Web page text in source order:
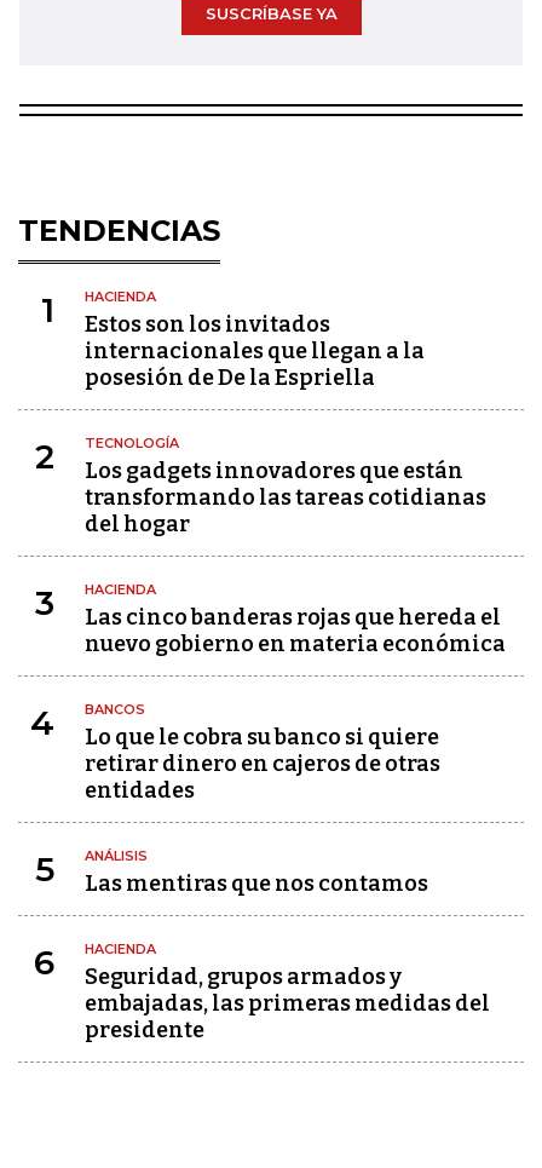
SUSCRÍBASE YA
TENDENCIAS
1 HACIENDA
Estos son los invitados
internacionales que llegan a la
posesión de De la Espriella
2 TECNOLOGÍA
Los gadgets innovadores que están
transformando las tareas cotidianas
del hogar
3 HACIENDA
Las cinco banderas rojas que hereda el
nuevo gobierno en materia económica
4 BANCOS
Lo que le cobra su banco si quiere
retirar dinero en cajeros de otras
entidades
5 ANÁLISIS
Las mentiras que nos contamos
6 HACIENDA
Seguridad, grupos armados y
embajadas, las primeras medidas del
presidente